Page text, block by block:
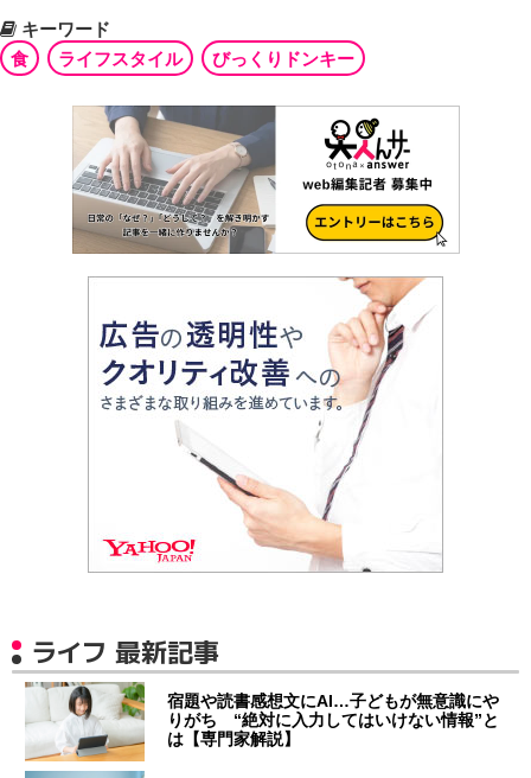
キーワード
食
ライフスタイル びっくりドンキー
ライフ 最新記事
宿題や読書感想文にAI…子どもが無意識にや
りがち “絶対に入力してはいけない情報”と
は【専門家解説】